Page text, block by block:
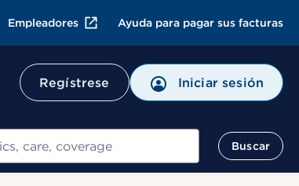
Empleadores Ayuda para pagar sus facturas
Regístrese Iniciar sesión
Buscar